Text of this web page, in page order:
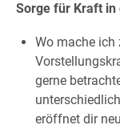
Sorge für Kraft in
Wo mache ich
gerne
eröffnet dir